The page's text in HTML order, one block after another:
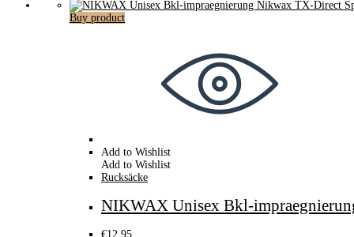
Buy product
Add to Wishlist
Add to Wishlist
Rucksäcke
NIKWAX Unisex Bkl-
€12.95